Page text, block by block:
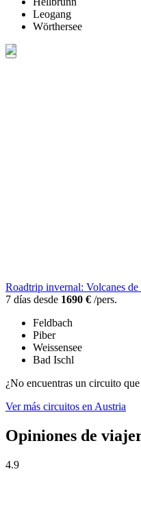
Leogang
Wörthersee
Roadtrip invernal: Volcanes
7 días desde 1690 € /pers.
Feldbach
Piber
Weissensee
Bad Ischl
¿No encuentras un circuito
Ver más circuitos en Austria
Opiniones de
4.9